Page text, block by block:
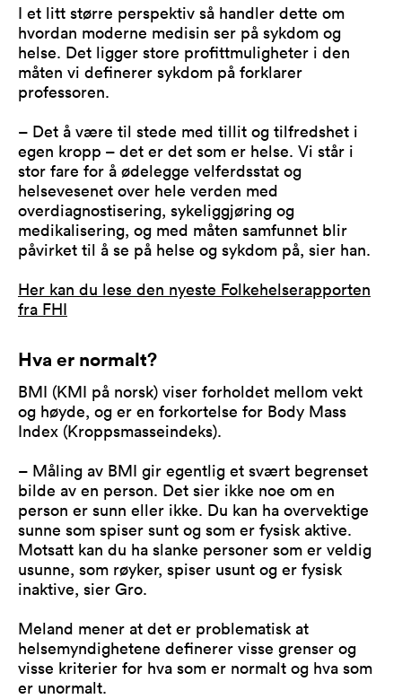
I et litt større perspektiv så handler dette om
hvordan moderne medisin ser på sykdom og
helse. Det ligger store profittmuligheter i den
måten vi definerer sykdom på forklarer
professoren.
– Det å være til stede med tillit og tilfredshet i
egen kropp – det er det som er helse. Vi står i
stor fare for å ødelegge velferdsstat og
helsevesenet over hele verden med
overdiagnostisering, sykeliggjøring og
medikalisering, og med måten samfunnet blir
påvirket til å se på helse og sykdom på, sier han.
Her kan du lese den nyeste Folkehelserapporten
fra FHI
Hva er normalt?
BMI (KMI på norsk) viser forholdet mellom vekt
og høyde, og er en forkortelse for Body Mass
Index (Kroppsmasseindeks).
– Måling av BMI gir egentlig et svært begrenset
bilde av en person. Det sier ikke noe om en
person er sunn eller ikke. Du kan ha overvektige
sunne som spiser sunt og som er fysisk aktive.
Motsatt kan du ha slanke personer som er veldig
usunne, som røyker, spiser usunt og er fysisk
inaktive, sier Gro.
Meland mener at det er problematisk at
helsemyndighetene definerer visse grenser og
visse kriterier for hva som er normalt og hva som
er unormalt.